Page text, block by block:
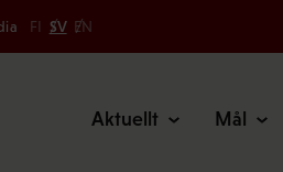
FI SV EN
Aktuellt Mål